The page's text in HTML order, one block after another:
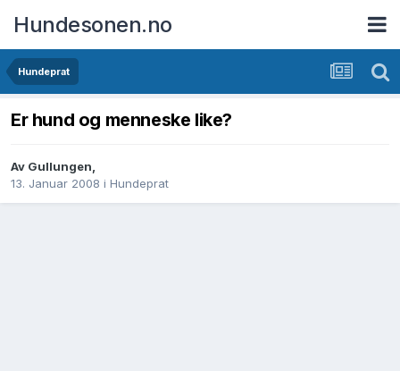
Hundesonen.no
Hundeprat
Er hund og menneske like?
Av Gullungen,
13. Januar 2008 i Hundeprat